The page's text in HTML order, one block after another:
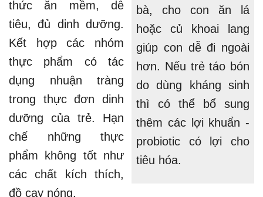
bà, cho con ăn lá
hoặc củ khoai lang
giúp con dễ đi ngoài
hơn. Nếu trẻ táo bón
do dùng kháng sinh
thì có thể bổ sung
thêm các lợi khuẩn -
probiotic có lợi cho
tiêu hóa.
thức ăn mềm, dễ
tiêu, đủ dinh dưỡng.
Kết hợp các nhóm
thực phẩm có tác
dụng nhuận tràng
trong thực đơn dinh
dưỡng của trẻ. Hạn
chế những thực
phẩm không tốt như
các chất kích thích,
đồ cay nóng.